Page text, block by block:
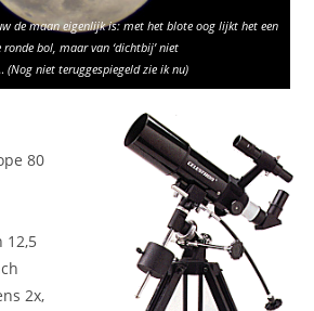
de maan eigenlijk is: met het blote oog lijkt het een
ronde bol, maar van ‘dichtbij’ niet
(Nog niet teruggespiegeld zie ik nu)
80
12,5
2x,